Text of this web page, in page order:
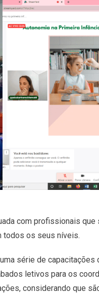
com profissionais
todos os seus níveis.
série de
letivos para os
considerando que